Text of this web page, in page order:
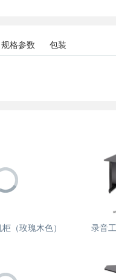
规格参数 包装
（玫瑰木色） 录音